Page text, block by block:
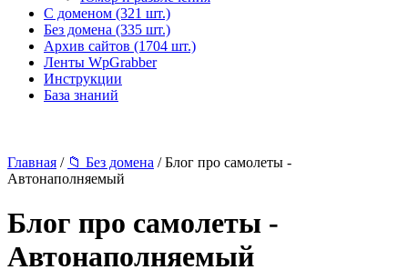
С доменом (321 шт.)
Без домена (335 шт.)
Архив сайтов (1704 шт.)
Ленты WpGrabber
Инструкции
База знаний
Главная / 📁 Без домена / Блог про самолеты -
Автонаполняемый
Блог про самолеты -
Автонаполняемый